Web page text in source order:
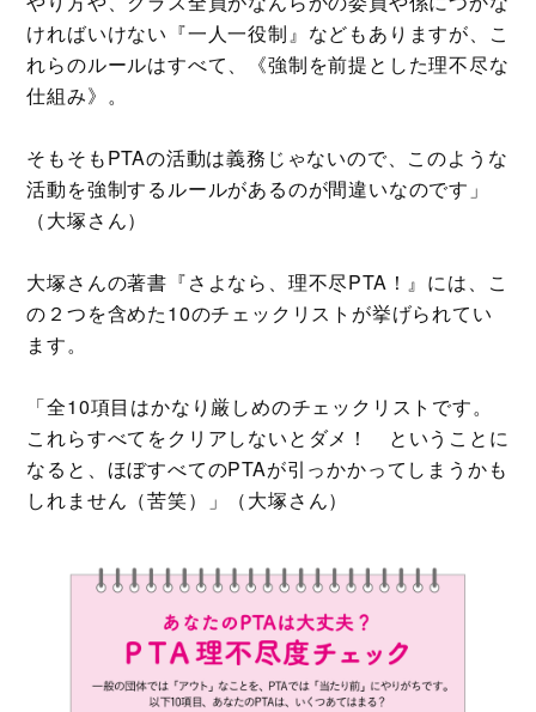
ければいけない『一人一役制』などもありますが、こ
れらのルールはすべて、《強制を前提とした理不尽な
仕組み》。
そもそもPTAの活動は義務じゃないので、このような
活動を強制するルールがあるのが間違いなのです」
（大塚さん）
大塚さんの著書『さよなら、理不尽PTA！』には、こ
の２つを含めた10のチェックリストが挙げられてい
ます。
「全10項目はかなり厳しめのチェックリストです。
これらすべてをクリアしないとダメ！ ということに
なると、ほぼすべてのPTAが引っかかってしまうかも
しれません（苦笑）」（大塚さん）